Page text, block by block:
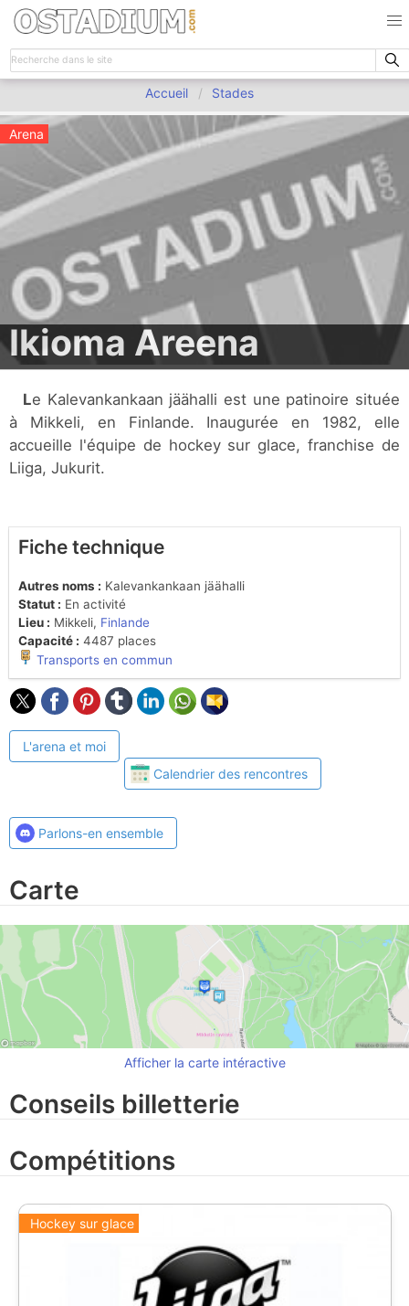
Accueil Stades
Arena
Ikioma Areena
Le Kalevankankaan jäähalli est une patinoire située
à Mikkeli, en Finlande. Inaugurée en 1982, elle
accueille l'équipe de hockey sur glace, franchise de
Liiga, Jukurit.
Fiche technique
Autres noms : Kalevankankaan jäähalli
Statut : En activité
Lieu : Mikkeli, Finlande
Capacité : 4487 places
Transports en commun
L'arena et moi
Calendrier des rencontres
Parlons-en ensemble
Carte
Afficher la carte intéractive
Conseils billetterie
Compétitions
Hockey sur glace